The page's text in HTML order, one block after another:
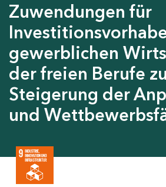
Zuwendungen für
gewerblichen
der freien Berufe
Steigerung der
und